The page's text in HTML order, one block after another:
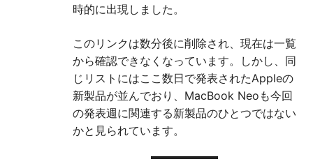
時的に出現しました。
このリンクは数分後に削除され、現在は一覧
から確認できなくなっています。しかし、同
じリストにはここ数日で発表されたAppleの
新製品が並んでおり、MacBook Neoも今回
の発表週に関連する新製品のひとつではない
かと見られています。